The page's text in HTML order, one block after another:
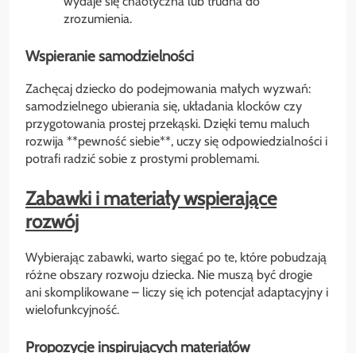
zrozumienia.
Wspieranie samodzielności
Zachęcaj dziecko do podejmowania małych wyzwań:
samodzielnego ubierania się, układania klocków czy
przygotowania prostej przekąski. Dzięki temu maluch
rozwija **pewność siebie**, uczy się odpowiedzialności i
potrafi radzić sobie z prostymi problemami.
Zabawki i materiały wspierające
rozwój
Wybierając zabawki, warto sięgać po te, które pobudzają
różne obszary rozwoju dziecka. Nie muszą być drogie
ani skomplikowane – liczy się ich potencjał adaptacyjny i
wielofunkcyjność.
Propozycje inspirujących materiałów